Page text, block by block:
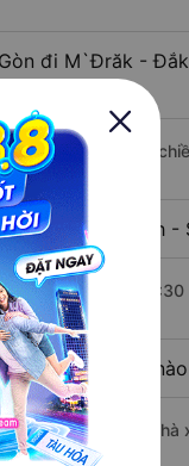
đi M`Đrăk -
Bình - Sài Gòn có
khách Tân Bình
xe bắt đầu từ
- Đắk Lắk
lúc 6:30 là của nhà